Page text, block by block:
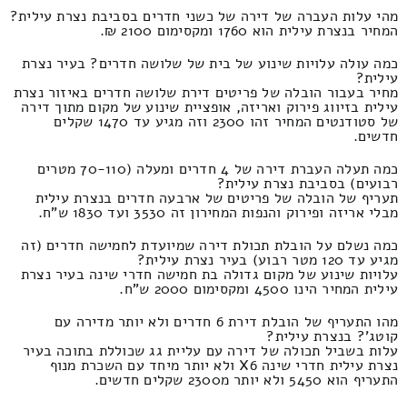
מהי עלות העברה של דירה של כשני חדרים בסביבת נצרת עילית?
המחיר בנצרת עילית הוא 1760 ומקסימום 2100 ₪.
כמה עולה עלויות שינוע של בית של שלושה חדרים? בעיר נצרת
עילית?
מחיר בעבור הובלה של פריטים דירת שלושה חדרים באיזור נצרת
עילית בזיווג פירוק ואריזה, אופציית שינוע של מקום מתוך דירה
של סטודנטים המחיר זהו 2300 וזה מגיע עד 1470 שקלים
חדשים.
כמה תעלה העברת דירה של 4 חדרים ומעלה (70-110 מטרים
רבועים) בסביבת נצרת עילית?
תעריף של הובלה של פריטים של ארבעה חדרים בנצרת עילית
מבלי אריזה ופירוק והנפות המחירון זה 3530 ועד 1830 ש"ח.
כמה נשלם על הובלת תכולת דירה שמיועדת לחמישה חדרים (זה
מגיע עד 120 מטר רבוע) בעיר נצרת עילית?
עלויות שינוע של מקום גדולה בת חמישה חדרי שינה בעיר נצרת
עילית המחיר הינו 4500 ומקסימום 2000 ש"ח.
מהו התעריף של הובלת דירת 6 חדרים ולא יותר מדירה עם
קוטג'? בנצרת עילית?
עלות בשביל תכולה של דירה עם עליית גג שכוללת בתוכה בעיר
נצרת עילית חדרי שינה X6 ולא יותר מיחד עם השכרת מנוף
התעריף הוא 5450 ולא יותר מ2300 שקלים חדשים.